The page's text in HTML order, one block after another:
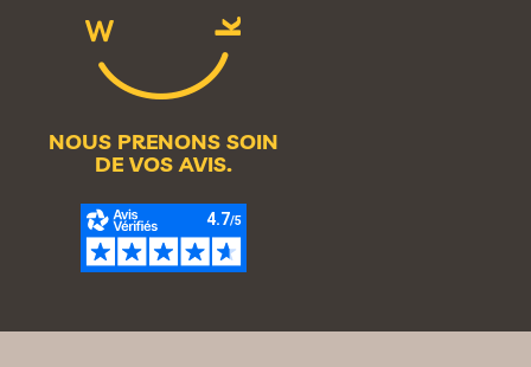
NOUS PRENONS SOIN
DE VOS AVIS.